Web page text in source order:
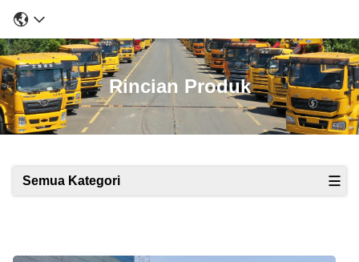
Rincian Produk
Semua Kategori